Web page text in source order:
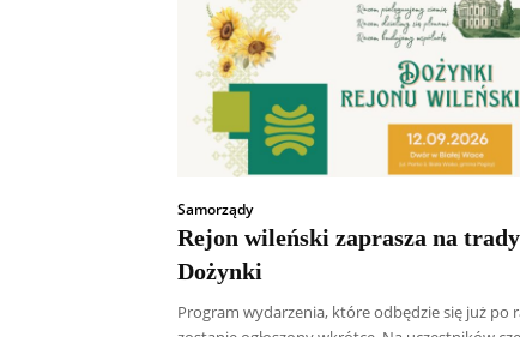
Samorządy
Rejon wileński zaprasza na
Dożynki
Program wydarzenia, które odbędzie się już po